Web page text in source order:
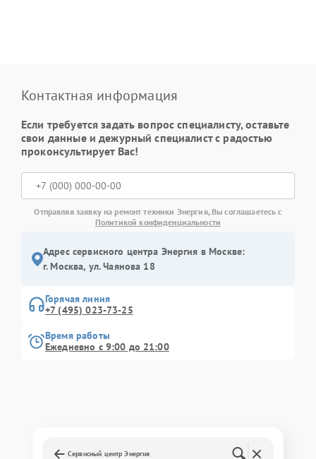
Контактная информация
Если требуется задать вопрос специалисту, оставьте
свои данные и дежурный специалист с радостью
проконсультирует Вас!
Отправляя заявку на ремонт техники Энергия, Вы соглашаетесь с
Политикой конфиденциальности
Адрес сервисного центра Энергия в Москве:
г. Москва, ул. Чаянова 18
Горячая линия
+7 (495) 023-73-25
Время работы
Ежедневно с 9:00 до 21:00
Сервисный центр Энергия